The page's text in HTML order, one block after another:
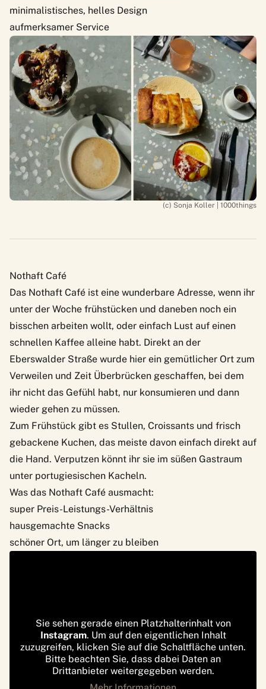
minimalistisches, helles Design
aufmerksamer Service
(c) Sonja Koller | 1000things
Nothaft Café
Das Nothaft Café ist eine wunderbare Adresse, wenn ihr
unter der Woche frühstücken und daneben noch ein
bisschen arbeiten wollt, oder einfach Lust auf einen
schnellen Kaffee alleine habt. Direkt an der
Eberswalder Straße wurde hier ein gemütlicher Ort zum
Verweilen und Zeit Überbrücken geschaffen, bei dem
ihr nicht das Gefühl habt, nur konsumieren und dann
wieder gehen zu müssen.
Zum Frühstück gibt es Stullen, Croissants und frisch
gebackene Kuchen, das meiste davon einfach direkt auf
die Hand. Verputzen könnt ihr sie im süßen Gastraum
unter portugiesischen Kacheln.
Was das Nothaft Café ausmacht:
super Preis-Leistungs-Verhältnis
hausgemachte Snacks
schöner Ort, um länger zu bleiben
Sie sehen gerade einen Platzhalterinhalt von
Instagram. Um auf den eigentlichen Inhalt
zuzugreifen, klicken Sie auf die Schaltfläche unten.
Bitte beachten Sie, dass dabei Daten an
Drittanbieter weitergegeben werden.